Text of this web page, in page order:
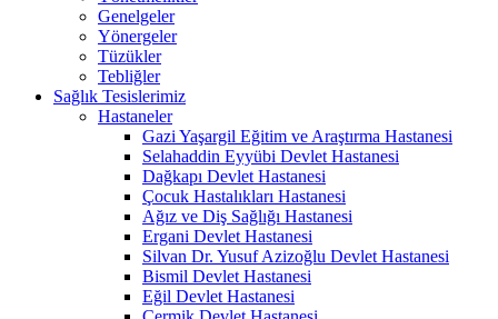
Genelgeler
Yönergeler
Tüzükler
Tebliğler
Sağlık Tesislerimiz
Hastaneler
Gazi Yaşargil Eğitim ve Araştırma Hastanesi
Selahaddin Eyyübi Devlet Hastanesi
Dağkapı Devlet Hastanesi
Çocuk Hastalıkları Hastanesi
Ağız ve Diş Sağlığı Hastanesi
Ergani Devlet Hastanesi
Silvan Dr. Yusuf Azizoğlu Devlet Hastanesi
Bismil Devlet Hastanesi
Eğil Devlet Hastanesi